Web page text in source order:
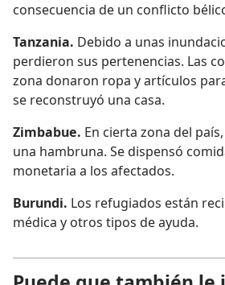
consecuencia de un conflicto
Tanzania. Debido a unas
perdieron sus pertenencias. Las
zona donaron ropa y artículos
se reconstruyó una casa.
Zimbabue. En cierta zona del
una hambruna. Se dispensó
monetaria a los afectados.
Burundi. Los refugiados están
médica y otros tipos de ayuda.